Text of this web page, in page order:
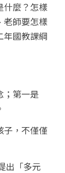
麼？怎樣
老師要怎樣
年國教課綱
；第一是
子，不僅僅
出「多元